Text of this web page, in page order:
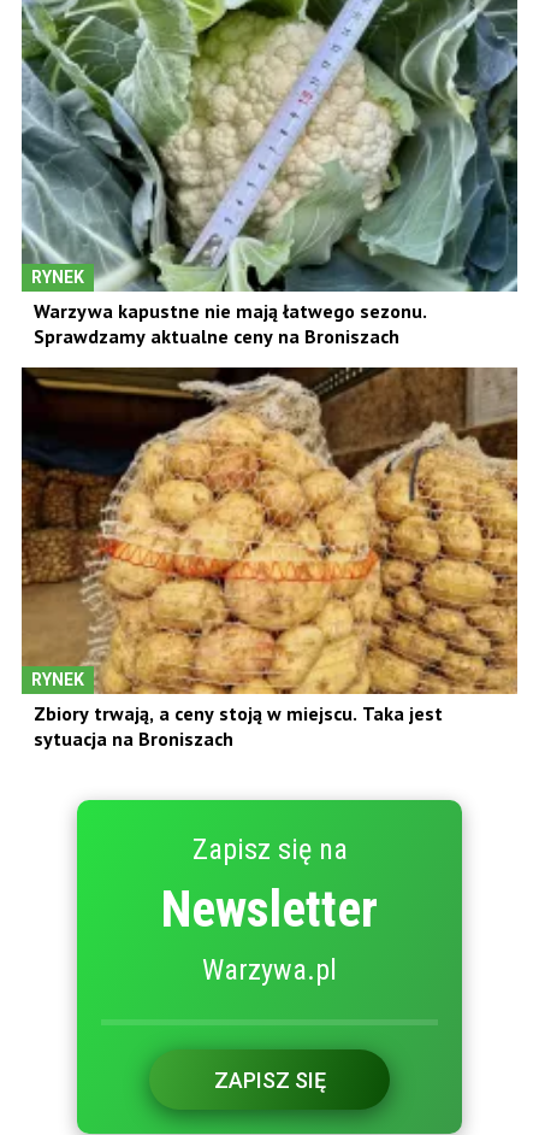
RYNEK
Warzywa kapustne nie mają łatwego sezonu.
Sprawdzamy aktualne ceny na Broniszach
RYNEK
Zbiory trwają, a ceny stoją w miejscu. Taka jest
sytuacja na Broniszach
Zapisz się na
Newsletter
Warzywa.pl
ZAPISZ SIĘ